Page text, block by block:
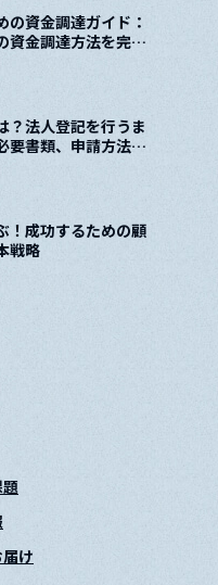
の資金調達ガイド：
資金調達方法を完全
？法人登記を行うま
要書類、申請方法に
！成功するための顧
戦略
け